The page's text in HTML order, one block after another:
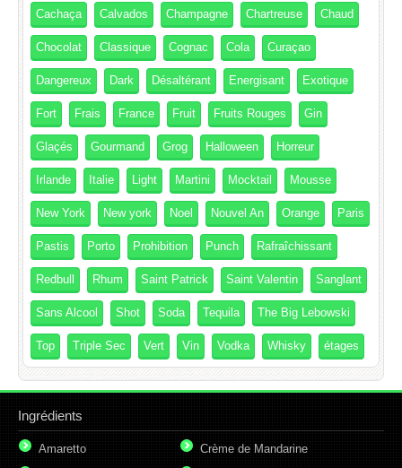
Cachaça Calvados Champagne Chartreuse Chaud
Chocolat Classique Cognac Cola Curaçao
Dangereux Dark Désaltérant Energisant Exotique
Fort Frais France Fruit Fruits Rouges Gin
Glaçés Gourmand Grog Halloween Horreur
Irlande Italie Light Martini Mocktail Mousse
New York New york Noel Nouvel An Orange Paris
Pastis Porto Prohibition Punch Rafraîchissant
Redbull Rhum Saint Patrick Saint Valentin Sanglant
Sans Alcool Shot Soda Tequila The Big Lebowski
Top Triple Sec Vert Vin Vodka Whisky étages
Ingrédients
Amaretto
Crème de Mandarine